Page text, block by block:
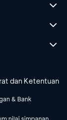
& Bank
nilai simpanan
dan Ketentuan